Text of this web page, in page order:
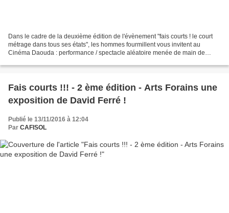
Dans le cadre de la deuxième édition de l'évènement "fais courts ! le court
métrage dans tous ses états", les hommes fourmillent vous invitent au
Cinéma Daouda : performance / spectacle aléatoire menée de main de
Fais courts !!! - 2 ème édition - Arts Forains une
exposition de David Ferré !
Publié le 13/11/2016 à 12:04
Par CAFISOL